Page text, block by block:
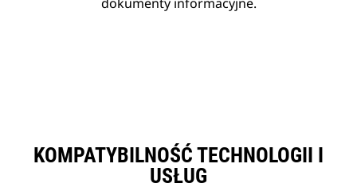
KOMPATYBILNOŚĆ TECHNOLOGII I
USŁUG